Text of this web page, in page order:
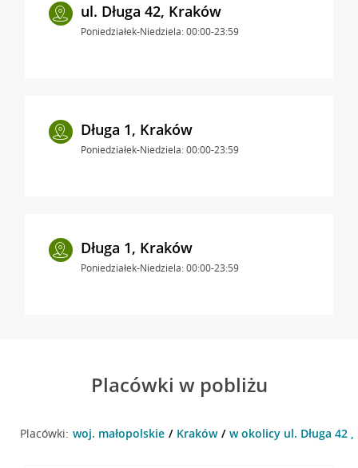
ul. Długa 42, Kraków
Poniedziałek-Niedziela: 00:00-23:59
Długa 1, Kraków
Poniedziałek-Niedziela: 00:00-23:59
Długa 1, Kraków
Poniedziałek-Niedziela: 00:00-23:59
Placówki w pobliżu
Placówki: woj. małopolskie Kraków w okolicy ul. Długa 42